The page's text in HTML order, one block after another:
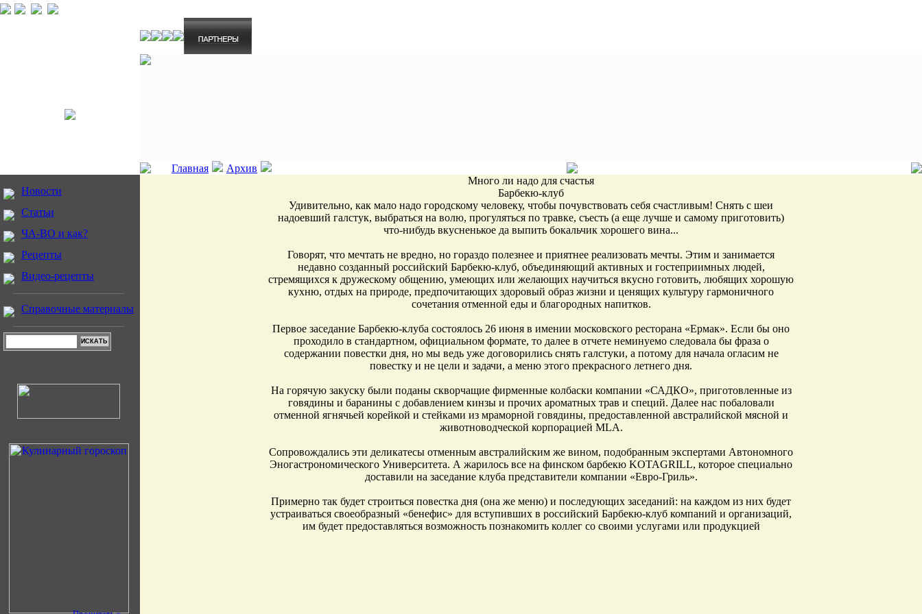
Главная
Архив
Новости
Статьи
ЧА-ВО и как?
Рецепты
Видео-рецепты
Справочные материалы
Много ли надо для счастья
Барбекю-клуб
Удивительно, как мало надо городскому человеку, чтобы почувствовать себя счастливым! Снять с шеи
надоевший галстук, выбраться на волю, прогуляться по травке, съесть (а еще лучше и самому приготовить)
что-нибудь вкусненькое да выпить бокальчик хорошего вина...
Говорят, что мечтать не вредно, но гораздо полезнее и приятнее реализовать мечты. Этим и занимается
недавно созданный российский Барбекю-клуб, объединяющий активных и гостеприимных людей,
стремящихся к дружескому общению, умеющих или желающих научиться вкусно готовить, любящих хорошую
кухню, отдых на природе, предпочитающих здоровый образ жизни и ценящих культуру гармоничного
сочетания отменной еды и благородных напитков.
Первое заседание Барбекю-клуба состоялось 26 июня в имении московского ресторана «Ермак». Если бы оно
проходило в стандартном, официальном формате, то далее в отчете неминуемо следовала бы фраза о
содержании повестки дня, но мы ведь уже договорились снять галстуки, а потому для начала огласим не
повестку и не цели и задачи, а меню этого прекрасного летнего дня.
На горячую закуску были поданы скворчащие фирменные колбаски компании «САДКО», приготовленные из
говядины и баранины с добавлением кинзы и прочих ароматных трав и специй. Далее нас побаловали
отменной ягнячьей корейкой и стейками из мраморной говядины, предоставленной австралийской мясной и
животноводческой корпорацией MLA.
Сопровождались эти деликатесы отменным австралийским же вином, подобранным экспертами Автономного
Эногастрономического Университета. А жарилось все на финском барбекю KOTAGRILL, которое специально
доставили на заседание клуба представители компании «Евро-Гриль».
Примерно так будет строиться повестка дня (она же меню) и последующих заседаний: на каждом из них будет
устраиваться своеобразный «бенефис» для вступивших в российский Барбекю-клуб компаний и организаций,
им будет предоставляться возможность познакомить коллег со своими услугами или продукцией